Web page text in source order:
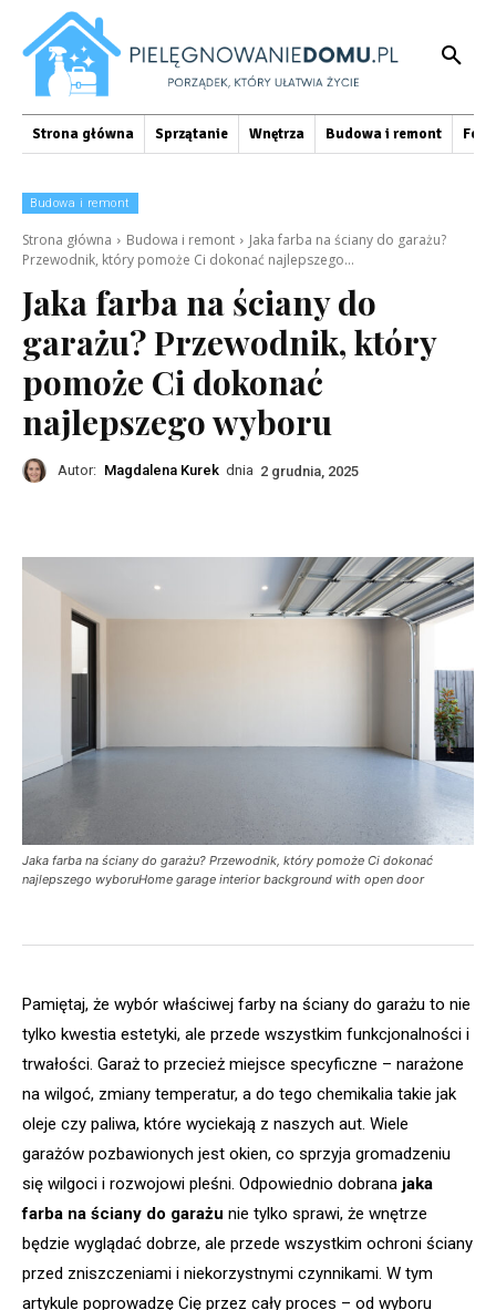
Strona główna Sprzątanie Wnętrza Budowa i remont
Budowa i remont
Strona główna Budowa i remont
Jaka farba na ściany do garażu?
Przewodnik, który pomoże Ci dokonać najlepszego...
Jaka farba na ściany do
garażu? Przewodnik, który
pomoże Ci dokonać
najlepszego wyboru
Autor: Magdalena Kurek dnia 2 grudnia, 2025
Jaka farba na ściany do garażu? Przewodnik, który pomoże Ci dokonać
najlepszego wyboruHome garage interior background with open door
Pamiętaj, że wybór właściwej farby na ściany do garażu to nie
tylko kwestia estetyki, ale przede wszystkim funkcjonalności i
trwałości. Garaż to przecież miejsce specyficzne – narażone
na wilgoć, zmiany temperatur, a do tego chemikalia takie jak
oleje czy paliwa, które wyciekają z naszych aut. Wiele
garażów pozbawionych jest okien, co sprzyja gromadzeniu
się wilgoci i rozwojowi pleśni. Odpowiednio dobrana jaka
farba na ściany do garażu nie tylko sprawi, że wnętrze
będzie wyglądać dobrze, ale przede wszystkim ochroni ściany
przed zniszczeniami i niekorzystnymi czynnikami. W tym
artykule poprowadzę Cię przez cały proces – od wyboru